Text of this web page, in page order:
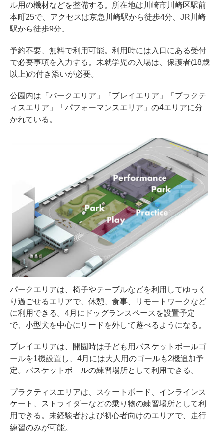
ル用の機材などを整備する。所在地は川崎市川崎区駅前
本町25で、アクセスは京急川崎駅から徒歩4分、JR川崎
駅から徒歩9分。
予約不要、無料で利用可能。利用時には入口にある受付
で必要事項を入力する。未就学児の入場は、保護者(18歳
以上)の付き添いが必要。
公園内は「パークエリア」「プレイエリア」「プラクテ
ィスエリア」「パフォーマンスエリア」の4エリアに分
かれている。
パークエリアは、椅子やテーブルなどを利用してゆっく
り過ごせるエリアで、休憩、食事、リモートワークなど
に利用できる。4月にドッグランスペースを設置予定
で、小型犬を中心にリードを外して遊べるようになる。
プレイエリアは、開園時は子ども用バスケットボールゴ
ールを1機設置し、4月には大人用のゴールも2機追加予
定。バスケットボールの練習場所として利用できる。
プラクティスエリアは、スケートボード、インラインス
ケート、ストライダーなどの乗り物の練習場所として利
用できる。未経験者および初心者向けのエリアで、走行
練習のみが可能。